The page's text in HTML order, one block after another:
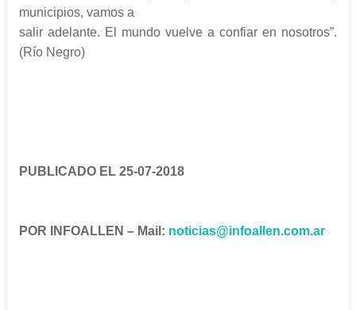
municipios, vamos a
salir adelante. El mundo vuelve a confiar en nosotros”.
(Río Negro)
PUBLICADO EL 25-07-2018
POR INFOALLEN – Mail: noticias@infoallen.com.ar